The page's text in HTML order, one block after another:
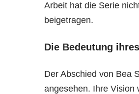
Arbeit hat die Serie
beigetragen.
Die Bedeutung
Der Abschied von Bea
angesehen. Ihre Vision